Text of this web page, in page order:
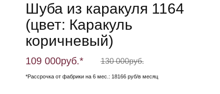
Шуба из каракуля 1164
(цвет: Каракуль
коричневый)
109 000руб.* 130 000руб.
*Рассрочка от фабрики на 6 мес.: 18166 руб/в месяц